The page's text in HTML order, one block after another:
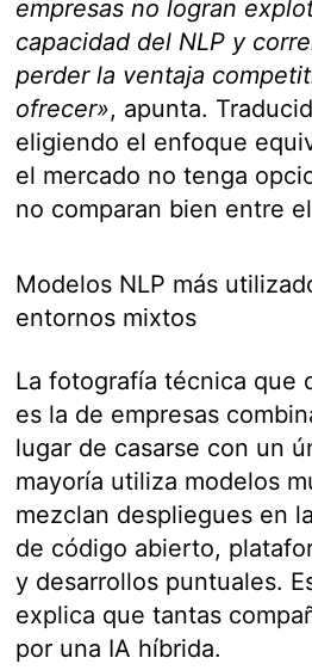
empresas no logran
capacidad del NLP y
perder la ventaja
ofrecer», apunta.
eligiendo el enfoque
el mercado no tenga
no comparan bien entre
Modelos NLP más
entornos mixtos
La fotografía técnica que
es la de empresas
lugar de casarse con un
mayoría utiliza modelos
mezclan despliegues en
de código abierto,
y desarrollos puntuales.
explica que tantas
por una IA híbrida.